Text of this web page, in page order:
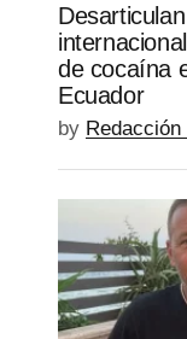
de cocaína
Ecuador
by